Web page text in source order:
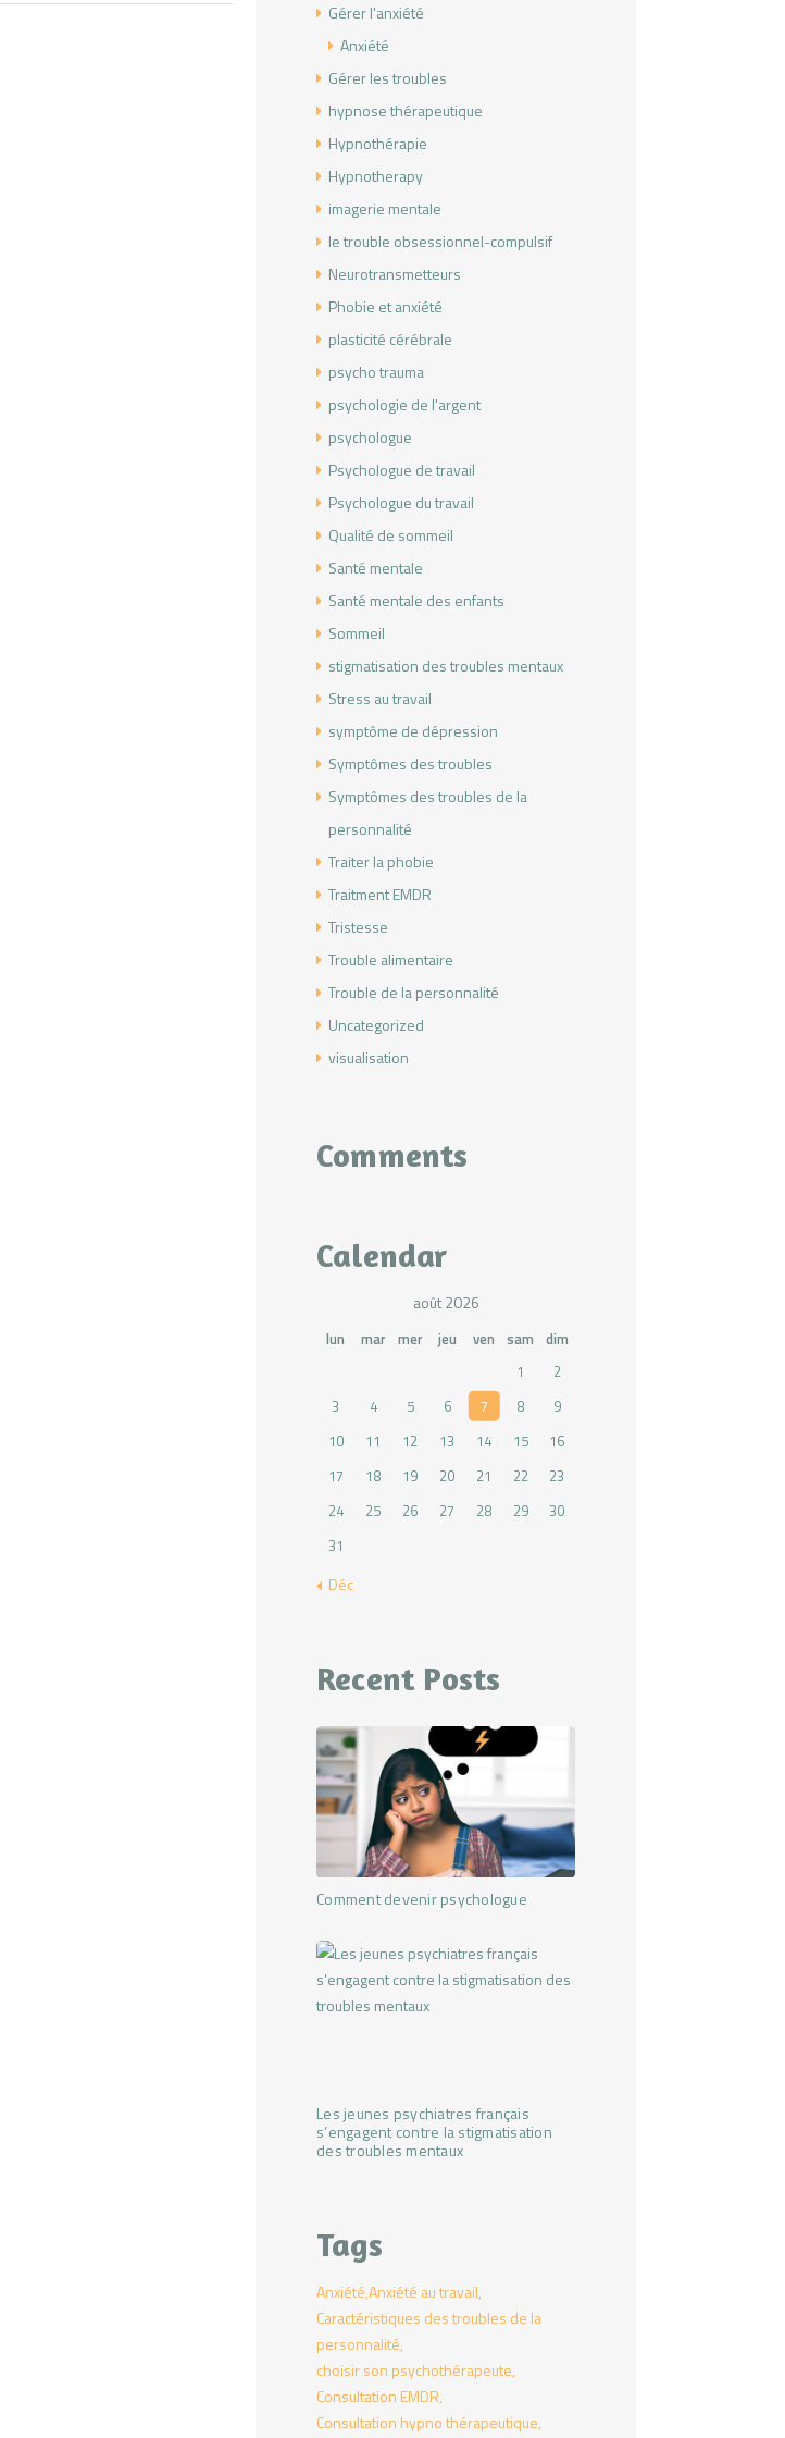
Gérer l'anxiété
Anxiété
Gérer les troubles
hypnose thérapeutique
Hypnothérapie
Hypnotherapy
imagerie mentale
le trouble obsessionnel-compulsif
Neurotransmetteurs
Phobie et anxiété
plasticité cérébrale
psycho trauma
psychologie de l'argent
psychologue
Psychologue de travail
Psychologue du travail
Qualité de sommeil
Santé mentale
Santé mentale des enfants
Sommeil
stigmatisation des troubles mentaux
Stress au travail
symptôme de dépression
Symptômes des troubles
Symptômes des troubles de la
personnalité
Traiter la phobie
Traitment EMDR
Tristesse
Trouble alimentaire
Trouble de la personnalité
Uncategorized
visualisation
Comments
Calendar
août 2026
lun mar mer jeu ven sam dim
1
2
3
4 5 6 7 8
9
10
11 12 13 14 15
16
17
18 19 20 21 22
23
24
25 26 27 28 29
30
31
« Déc
Recent Posts
Comment devenir psychologue
Les jeunes psychiatres français
s’engagent contre la stigmatisation
des troubles mentaux
Tags
AnxiétéAnxiété au travail
Caractéristiques des troubles de la
personnalité
choisir son psychothérapeute
Consultation EMDR
Consultation hypno thérapeutique